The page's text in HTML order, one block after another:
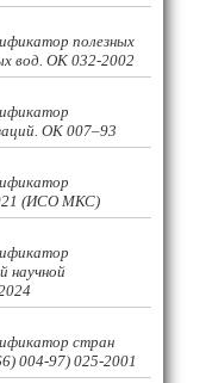
полезных
вод. ОК 032-2002
ОК 007–93
(ИСО МКС)
научной
стран
004-97) 025-2001